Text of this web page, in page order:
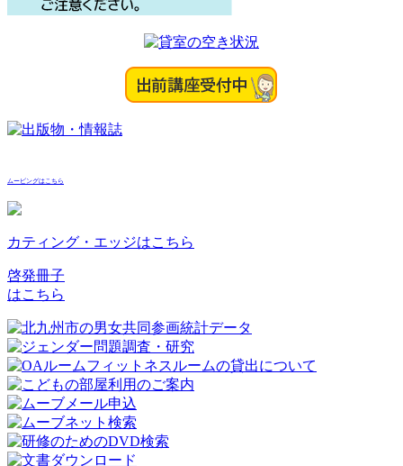
ムービングはこちら
カティング・エッジはこちら
啓発冊子
はこちら